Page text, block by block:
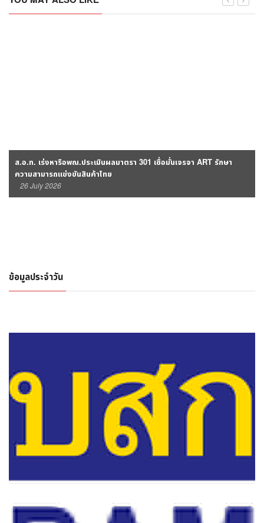
ส.อ.ท. เร่งหารือพณ.ประเมินผลมาตรา 301 เชื่อมั่นเจรจา ART รักษา
ความสามารถแข่งขันสินค้าไทย
26 July 2026
ข้อมูลประจำวัน